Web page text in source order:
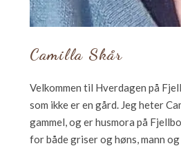
Camilla Skår
Velkommen til Hverdagen på
som ikke er en gård. Jeg heter
gammel, og er husmora på
for både griser og høns, mann